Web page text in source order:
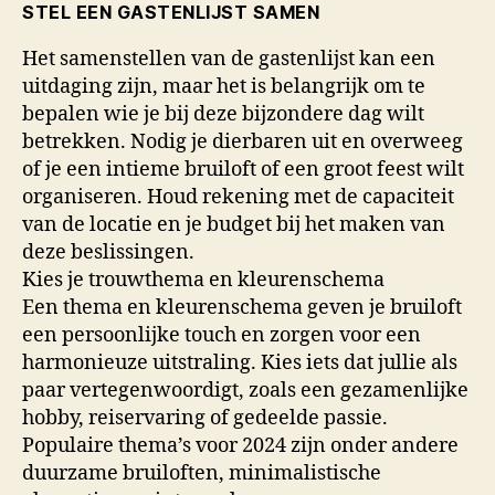
STEL EEN GASTENLIJST SAMEN
Het samenstellen van de gastenlijst kan een
uitdaging zijn, maar het is belangrijk om te
bepalen wie je bij deze bijzondere dag wilt
betrekken. Nodig je dierbaren uit en overweeg
of je een intieme bruiloft of een groot feest wilt
organiseren. Houd rekening met de capaciteit
van de locatie en je budget bij het maken van
deze beslissingen.
Kies je trouwthema en kleurenschema
Een thema en kleurenschema geven je bruiloft
een persoonlijke touch en zorgen voor een
harmonieuze uitstraling. Kies iets dat jullie als
paar vertegenwoordigt, zoals een gezamenlijke
hobby, reiservaring of gedeelde passie.
Populaire thema’s voor 2024 zijn onder andere
duurzame bruiloften, minimalistische